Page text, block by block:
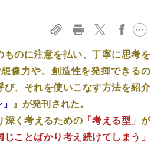
のに注意を払い、丁寧に思考を
像力や、創造性を発揮できるの
、それを使いこなす方法を紹介
』が発刊された。
深く考えるための 「考える型」 が
ことばかり考え続けてしまう」